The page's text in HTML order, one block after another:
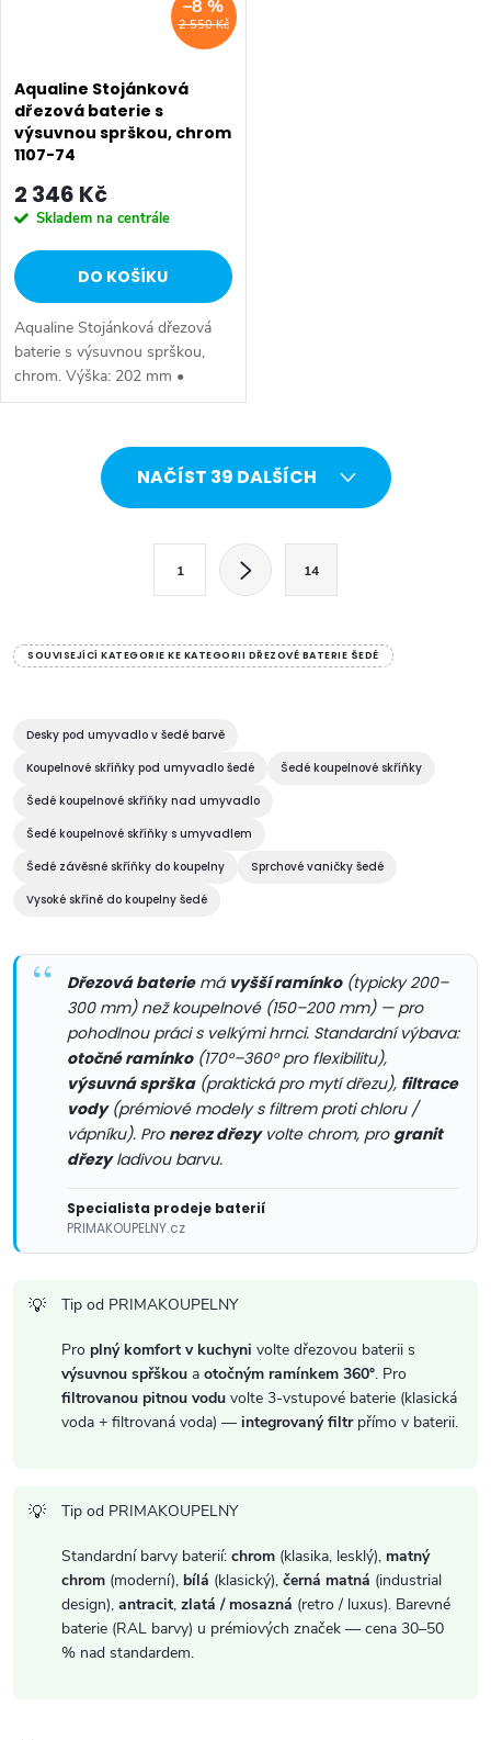
2 550 Kč
–8 %
Aqualine Stojánková
dřezová baterie s
výsuvnou sprškou, chrom
1107-74
2 346 Kč
Skladem na centrále
DO KOŠÍKU
Aqualine Stojánková dřezová
baterie s výsuvnou sprškou,
chrom. Výška: 202 mm •
Hloubka: 225 mm • Barva:
Kruhové • Instalace: Stojánková
d
c
p
v
k
u
NAČÍST 39 DALŠÍCH
á
o
v
á
1 14
SOUVISEJÍCÍ KATEGORIE KE KATEGORII DŘEZOVÉ BATERIE ŠEDÉ
Desky pod umyvadlo v šedé barvě
Koupelnové skříňky pod umyvadlo šedé
Šedé koupelnové skříňky
Šedé koupelnové skříňky nad umyvadlo
Šedé koupelnové skříňky s umyvadlem
Šedé závěsné skříňky do koupelny
Sprchové vaničky šedé
Vysoké skříně do koupelny šedé
Dřezová bateriemá vyšší ramínko(typicky 200–
300 mm) než koupelnové (150–200 mm) — pro
pohodlnou práci s velkými hrnci. Standardní výbava:
otočné ramínko(170°–360° pro flexibilitu),
výsuvná sprška(praktická pro mytí dřezu), filtrace
vody(prémiové modely s filtrem proti chloru /
vápníku). Pro nerez dřezyvolte chrom, pro granit
dřezyladivou barvu.
Specialista prodeje baterií
PRIMAKOUPELNY.cz
Tip od PRIMAKOUPELNY
Pro plný komfort v kuchyni volte dřezovou baterii s
výsuvnou spřškou a otočným ramínkem 360°. Pro
filtrovanou pitnou vodu volte 3-vstupové baterie (klasická
voda + filtrovaná voda) — integrovaný filtrpřímo v baterii.
Tip od PRIMAKOUPELNY
Standardní barvy baterií: chrom (klasika, lesklý), matný
chrom (moderní), bílá (klasický), černá matná (industrial
design), antracit, zlatá / mosazná (retro / luxus). Barevné
baterie (RAL barvy) u prémiových značek — cena 30–50
% nad standardem.